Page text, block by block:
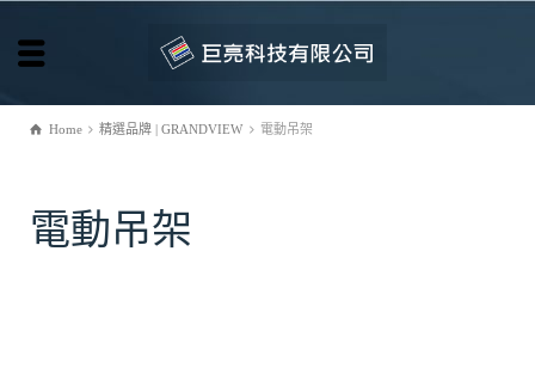
Home 精選品牌 | GRANDVIEW 電動吊架
電動吊架